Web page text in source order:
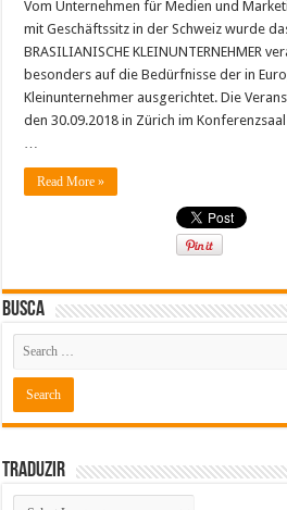
Vom Unternehmen für Medien und
mit Geschäftssitz in der Schweiz wurde
BRASILIANISCHE KLEINUNTERNEHMER
besonders auf die Bedürfnisse der in
Kleinunternehmer ausgerichtet. Die
den 30.09.2018 in Zürich im
Read More »
Busca
Traduzir